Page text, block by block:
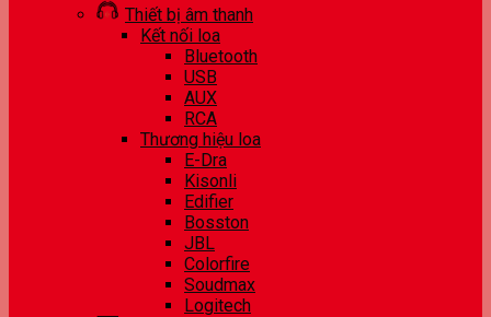
Thiết bị âm thanh
Kết nối loa
Bluetooth
USB
AUX
RCA
Thương hiệu loa
E-Dra
Kisonli
Edifier
Bosston
JBL
Colorfire
Soudmax
Logitech